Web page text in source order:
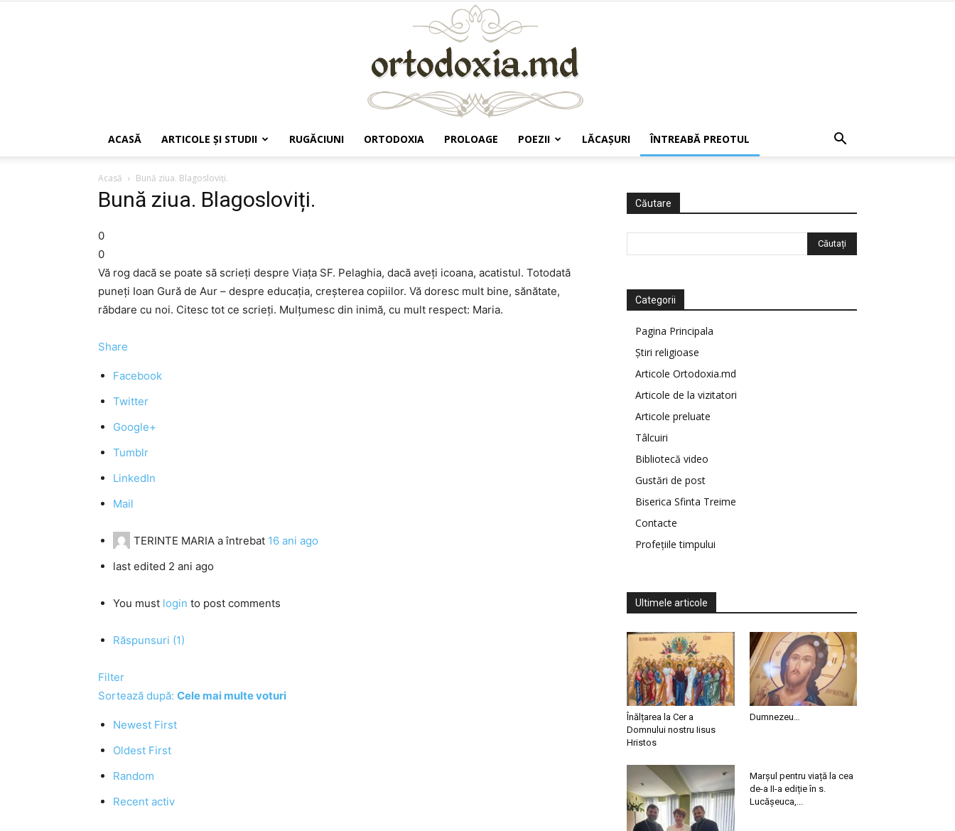
ACASĂ ARTICOLE ŞI STUDII RUGĂCIUNI ORTODOXIA PROLOAGE POEZII LĂCAŞURI ÎNTREABĂ PREOTUL
Acasă Bună ziua. Blagosloviți.
Bună ziua. Blagosloviți.
0
0
Vă rog dacă se poate să scrieți despre Viața SF. Pelaghia, dacă aveți icoana, acatistul. Totodată
puneți Ioan Gură de Aur – despre educația, creșterea copiilor. Vă doresc mult bine, sănătate,
răbdare cu noi. Citesc tot ce scrieți. Mulțumesc din inimă, cu mult respect: Maria.
Share
Facebook
Twitter
Google+
Tumblr
LinkedIn
Mail
TERINTE MARIA a întrebat 16 ani ago
last edited 2 ani ago
You must login to post comments
Răspunsuri (1)
Filter
Sortează după: Cele mai multe voturi
Newest First
Oldest First
Random
Recent activ
Căutare
Categorii
Pagina Principala
Știri religioase
Articole Ortodoxia.md
Articole de la vizitatori
Articole preluate
Tâlcuiri
Bibliotecă video
Gustări de post
Biserica Sfinta Treime
Contacte
Profețiile timpului
Ultimele articole
Înălțarea la Cer a
Domnului nostru Iisus
Hristos
Dumnezeu…
Marșul pentru viață la cea
de-a II-a ediție în s.
Lucășeuca,...